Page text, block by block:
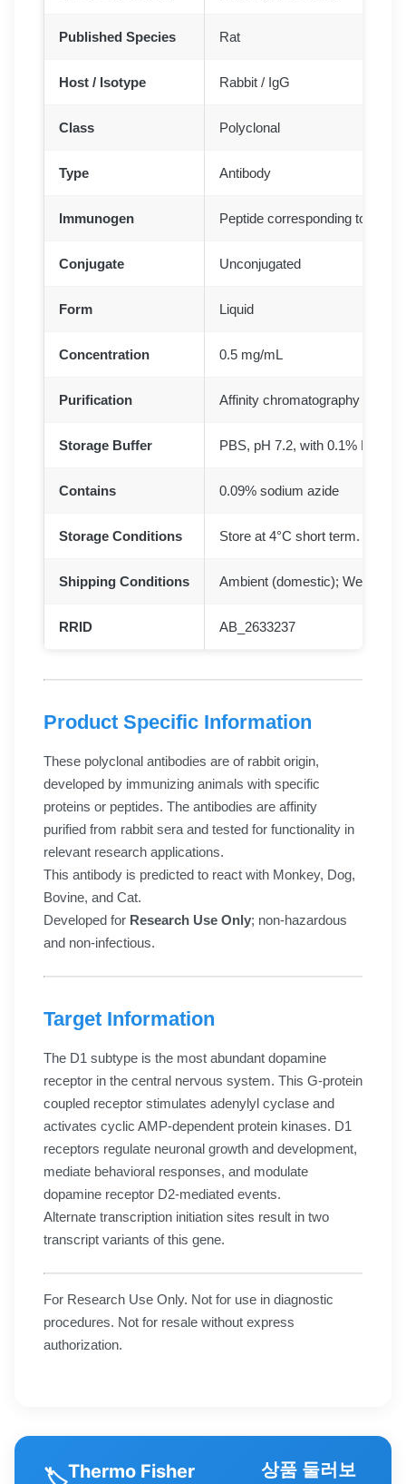
Published Species Rat
Host / Isotype Rabbit / IgG
Class Polyclonal
Type Antibody
Immunogen Peptide corresponding to
Conjugate Unconjugated
Form Liquid
Concentration 0.5 mg/mL
Purification Affinity chromatography
Storage Buffer PBS, pH 7.2, with 0.1% BSA,
Contains 0.09% sodium azide
Storage Conditions Store at 4°C short term. For
Shipping Conditions Ambient (domestic); Wet ice
RRID AB_2633237
Product Specific Information
These polyclonal antibodies are of rabbit origin,
developed by immunizing animals with specific
proteins or peptides. The antibodies are affinity
purified from rabbit sera and tested for functionality in
relevant research applications.
This antibody is predicted to react with Monkey, Dog,
Bovine, and Cat.
Developed for Research Use Only; non-hazardous
and non-infectious.
Target Information
The D1 subtype is the most abundant dopamine
receptor in the central nervous system. This G-protein
coupled receptor stimulates adenylyl cyclase and
activates cyclic AMP-dependent protein kinases. D1
receptors regulate neuronal growth and development,
mediate behavioral responses, and modulate
dopamine receptor D2-mediated events.
Alternate transcription initiation sites result in two
transcript variants of this gene.
For Research Use Only. Not for use in diagnostic
procedures. Not for resale without express
authorization.
Thermo Fisher
상품 둘러보